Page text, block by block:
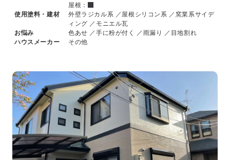
屋根：
使用塗料・建材
外壁ラジカル系 ／屋根シリコン系 ／窯業系サイデ
ィング ／モニエル瓦
お悩み
色あせ ／手に粉が付く ／雨漏り ／目地割れ
ハウスメーカー
その他